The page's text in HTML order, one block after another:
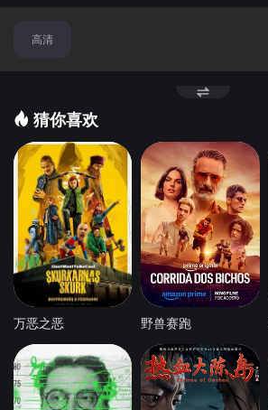
高清
猜你喜欢
万恶之恶 野兽赛跑